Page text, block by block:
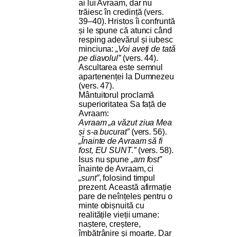
ai lui Avraam, dar nu
trăiesc în credință (vers.
39–40). Hristos îi confruntă
și le spune că atunci când
resping adevărul și iubesc
minciuna:„Voi aveți de tată
pe diavolul”(vers. 44).
Ascultarea este semnul
apartenenței la Dumnezeu
(vers. 47).
Mântuitorul proclamă
superioritatea Sa față de
Avraam:
Avraam „a văzut ziua Mea
și s-a bucurat”(vers. 56).
„Înainte de Avraam să fi
fost, EU SUNT.”(vers. 58).
Isus nu spune „am fost”
înainte de Avraam, ci
„sunt”, folosind timpul
prezent. Această afirmație
pare de neînțeles pentru o
minte obișnuită cu
realitățile vieții umane:
naștere, creștere,
îmbătrânire și moarte. Dar